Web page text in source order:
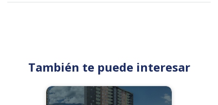
También te puede interesar